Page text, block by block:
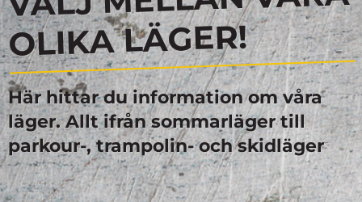
OLIKA LÄGER!
Här hittar du information om våra
läger. Allt ifrån sommarläger till
parkour-, trampolin- och skidläger